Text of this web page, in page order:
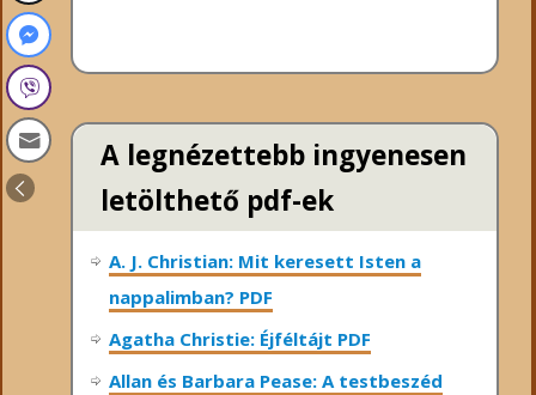
A legnézettebb ingyenesen
letölthető pdf-ek
A. J. Christian: Mit keresett Isten a
nappalimban? PDF
Agatha Christie: Éjféltájt PDF
Allan és Barbara Pease: A testbeszéd